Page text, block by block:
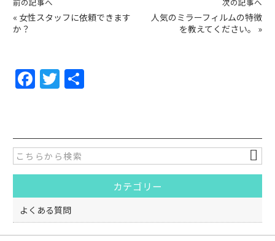
« 女性スタッフに依頼できます
か？
人気のミラーフィルムの特徴
を教えてください。
»
F
a
e
b
o
o
k
T
w
er
カテゴリー
よくある質問